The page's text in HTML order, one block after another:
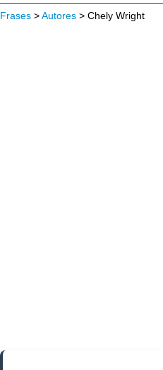
Frases >Autores > Chely Wright